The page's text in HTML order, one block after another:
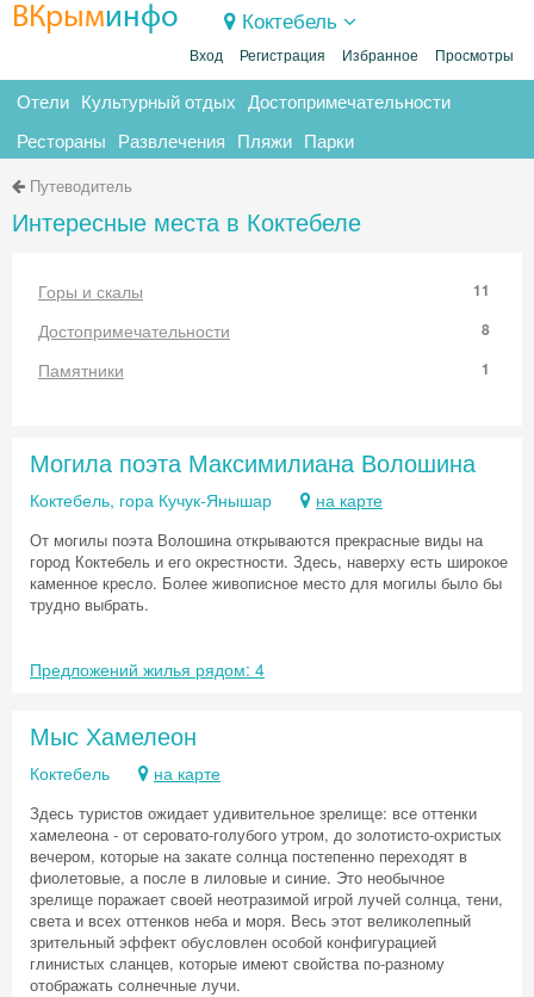
ВКрыминфо Коктебель
Вход Регистрация Избранное Просмотры
Отели Культурный отдых Достопримечательности
Рестораны Развлечения Пляжи Парки
Путеводитель
Интересные места в Коктебеле
Горы и скалы 11
Достопримечательности 8
Памятники 1
Могила поэта Максимилиана Волошина
Коктебель, гора Кучук-Янышар на карте
От могилы поэта Волошина открываются прекрасные виды на
город Коктебель и его окрестности. Здесь, наверху есть широкое
каменное кресло. Более живописное место для могилы было бы
трудно выбрать.
Предложений жилья рядом: 4
Мыс Хамелеон
Коктебель на карте
Здесь туристов ожидает удивительное зрелище: все оттенки
хамелеона - от серовато-голубого утром, до золотисто-охристых
вечером, которые на закате солнца постепенно переходят в
фиолетовые, а после в лиловые и синие. Это необычное
зрелище поражает своей неотразимой игрой лучей солнца, тени,
света и всех оттенков неба и моря. Весь этот великолепный
зрительный эффект обусловлен особой конфигурацией
глинистых сланцев, которые имеют свойства по-разному
отображать солнечные лучи.